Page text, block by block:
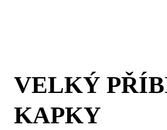
VELKÝ
KAPKY